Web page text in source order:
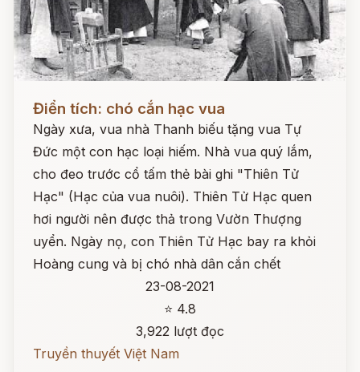
Đọc ngay
Điển tích: chó cắn hạc vua
Ngày xưa, vua nhà Thanh biếu tặng vua Tự
Đức một con hạc loại hiếm. Nhà vua quý lắm,
cho đeo trước cổ tấm thẻ bài ghi "Thiên Tử
Hạc" (Hạc của vua nuôi). Thiên Tử Hạc quen
hơi người nên được thả trong Vườn Thượng
uyển. Ngày nọ, con Thiên Tử Hạc bay ra khỏi
Hoàng cung và bị chó nhà dân cắn chết
23-08-2021
⭐ 4.8
3,922 lượt đọc
Truyền thuyết Việt Nam